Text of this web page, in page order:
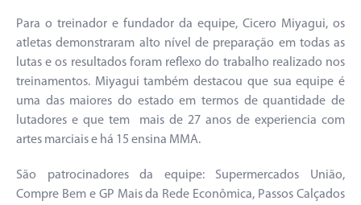
Para o treinador e fundador da equipe, Cicero Miyagui, os
atletas demonstraram alto nível de preparação em todas as
lutas e os resultados foram reflexo do trabalho realizado nos
treinamentos. Miyagui também destacou que sua equipe é
uma das maiores do estado em termos de quantidade de
lutadores e que tem mais de 27 anos de experiencia com
artes marciais e há 15 ensina MMA.
São patrocinadores da equipe: Supermercados União,
Compre Bem e GP Mais da Rede Econômica, Passos Calçados